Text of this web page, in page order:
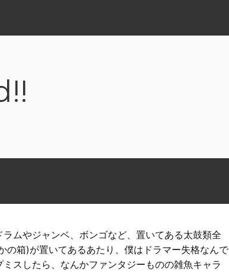
ムやジャンベ、ボンゴなど、置いてある太鼓類全
の箱)が置いてあるあたり、僕はドラマー失格なんで
スしたら、なんかファンタジーものの雑魚キャラ